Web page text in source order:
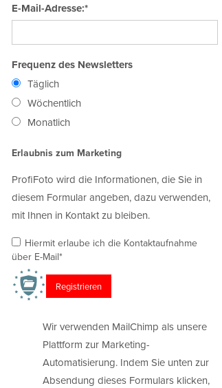
E-Mail-Adresse:*
Frequenz des Newsletters
Täglich
Wöchentlich
Monatlich
Erlaubnis zum Marketing
ProfiFoto wird die Informationen, die Sie in
diesem Formular angeben, dazu verwenden,
mit Ihnen in Kontakt zu bleiben.
Hiermit erlaube ich die Kontaktaufnahme
über E-Mail*
Wir verwenden MailChimp als unsere
Plattform zur Marketing-
Automatisierung. Indem Sie unten zur
Absendung dieses Formulars klicken,